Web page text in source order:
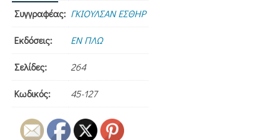
Συγγραφέας: ΓΚΙΟΥΛΣΑΝ ΕΣΘΗΡ
Εκδόσεις: ΕΝ ΠΛΩ
Σελίδες: 264
Κωδικός: 45-127